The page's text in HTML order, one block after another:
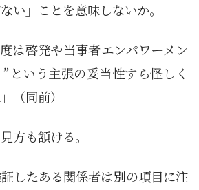
い」ことを意味しないか。
は啓発や当事者エンパワーメン
という主張の妥当性すら怪しく
（同前）
方も頷ける。
したある関係者は別の項目に注